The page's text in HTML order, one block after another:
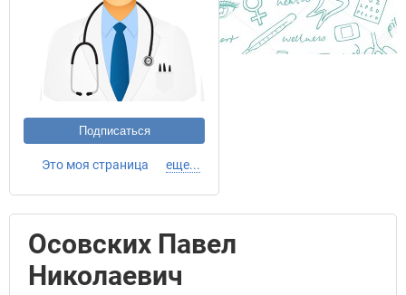
Подписаться
Это моя страница еще...
Осовских Павел
Николаевич